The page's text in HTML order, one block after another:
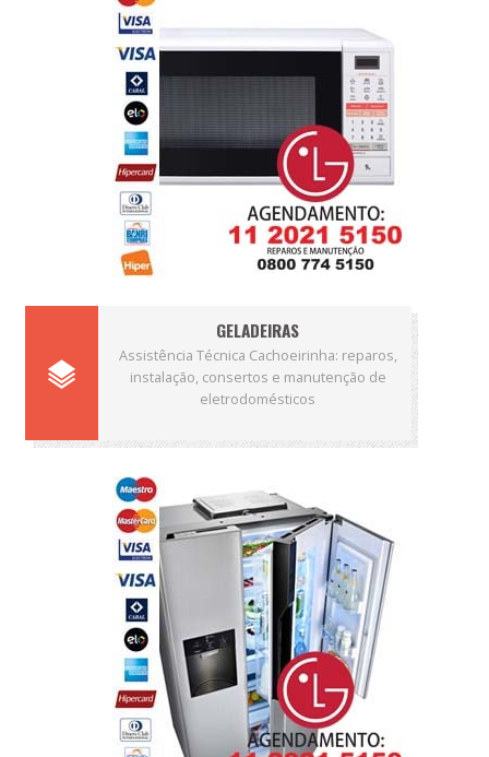
GELADEIRAS
Assistência Técnica Cachoeirinha: reparos,
instalação, consertos e manutenção de
eletrodomésticos